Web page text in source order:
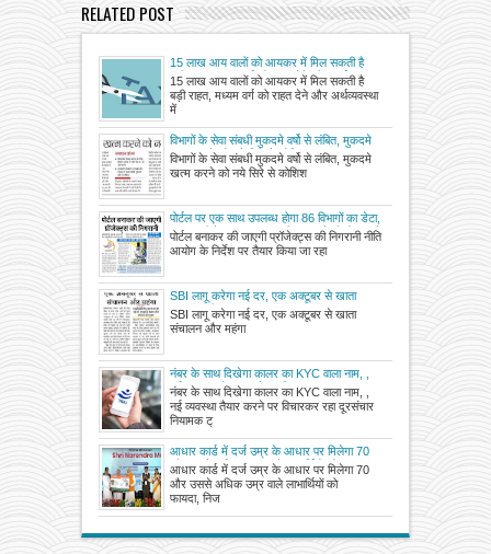
RELATED POST
15 लाख आय वालों को आयकर में मिल सकती है
बड़ी राहत, मध्यम वर्ग को राहत देने और अर्थव्यवस्था
में मंदी के चलते उपभोग को बढ़ावा देने के लिए
सरकार उठा सकती है कदम
15 लाख आय वालों को आयकर में मिल सकती है
बड़ी राहत, मध्यम वर्ग को राहत देने और अर्थव्यवस्था
में
विभागों के सेवा संबधी मुकदमे वर्षो से लंबित, मुकदमे
खत्म करने को नये सिरे से कोशिश
विभागों के सेवा संबधी मुकदमे वर्षो से लंबित, मुकदमे
खत्म करने को नये सिरे से कोशिश
पोर्टल पर एक साथ उपलब्ध होगा 86 विभागों का डेटा,
मुख्यमंत्री के अलावा जनता भी जान सकेगी योजनाओं
का हाल
पोर्टल बनाकर की जाएगी प्रॉजेक्ट्स की निगरानी नीति
आयोग के निर्देश पर तैयार किया जा रहा
SBI लागू करेगा नई दर, एक अक्टूबर से खाता
संचालन और महंगा
SBI लागू करेगा नई दर, एक अक्टूबर से खाता
संचालन और महंगा
नंबर के साथ दिखेगा कालर का KYC वाला नाम, ,
नई व्यवस्था तैयार करने पर विचारकर रहा दूरसंचार
नियामक ट्राई
नंबर के साथ दिखेगा कालर का KYC वाला नाम, ,
नई व्यवस्था तैयार करने पर विचारकर रहा दूरसंचार
नियामक ट्
आधार कार्ड में दर्ज उम्र के आधार पर मिलेगा 70
और उससे अधिक उम्र वाले लाभार्थियों को फायदा,
निजी स्वास्थ्य बीमा और ईएसआईसी के लाभार्थी भी ले
सकेंगे आयुष्मान का लाभ
आधार कार्ड में दर्ज उम्र के आधार पर मिलेगा 70
और उससे अधिक उम्र वाले लाभार्थियों को
फायदा, निज